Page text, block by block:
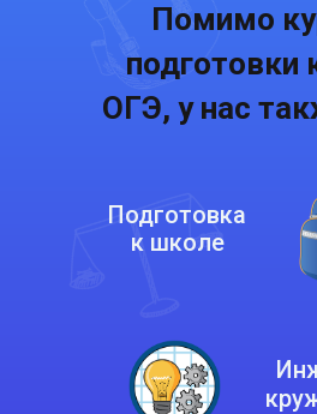
Помимо
подготовки
ОГЭ, у нас
Подготовка
к школе